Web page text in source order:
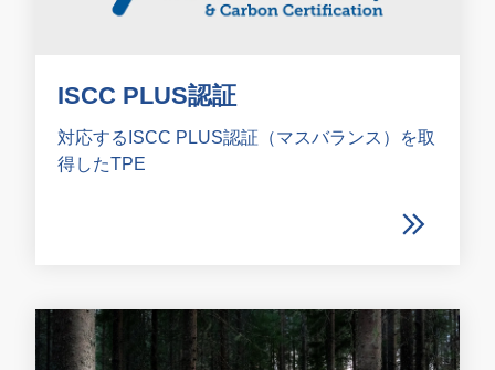
ISCC PLUS認証
対応するISCC PLUS認証（マスバランス）を取
得したTPE